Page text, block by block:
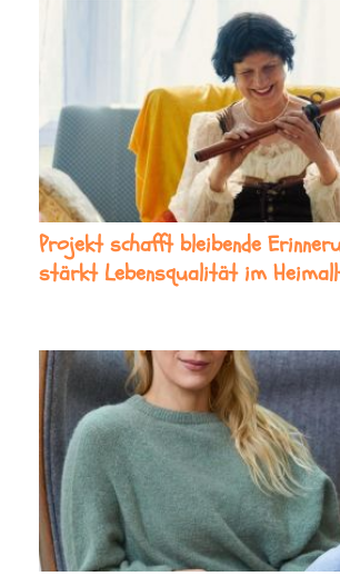
Projekt schafft bleibende
stärkt Lebensqualität im